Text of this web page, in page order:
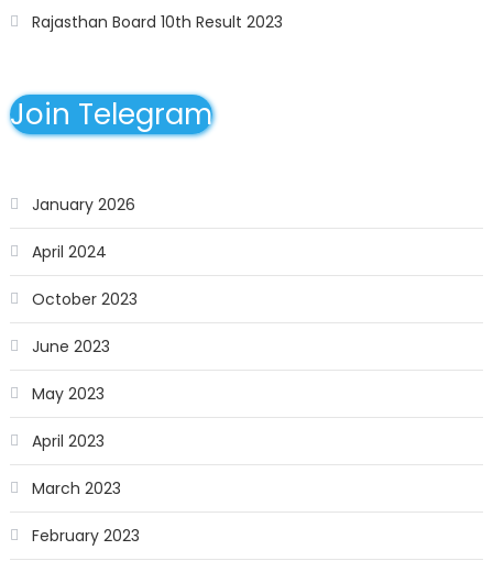
Rajasthan Board 10th Result 2023
Join Telegram
January 2026
April 2024
October 2023
June 2023
May 2023
April 2023
March 2023
February 2023